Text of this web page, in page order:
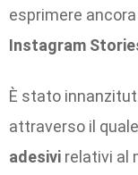
esprimere
Instagram
È stato
attraverso il
adesivi relativi al